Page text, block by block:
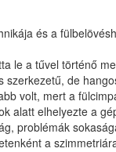
és a
le a tűvel történő
szerkezetű, de
volt, mert a
alatt elhelyezte a
problémák
a